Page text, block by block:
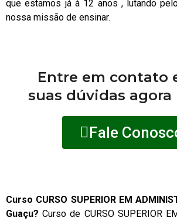
que estamos já à 12 anos , lutando
nossa missão de ensinar.
Entre em contato
suas dúvidas agora
Fale
Curso CURSO SUPERIOR EM
Guaçu?Curso de CURSO SUPERIOR